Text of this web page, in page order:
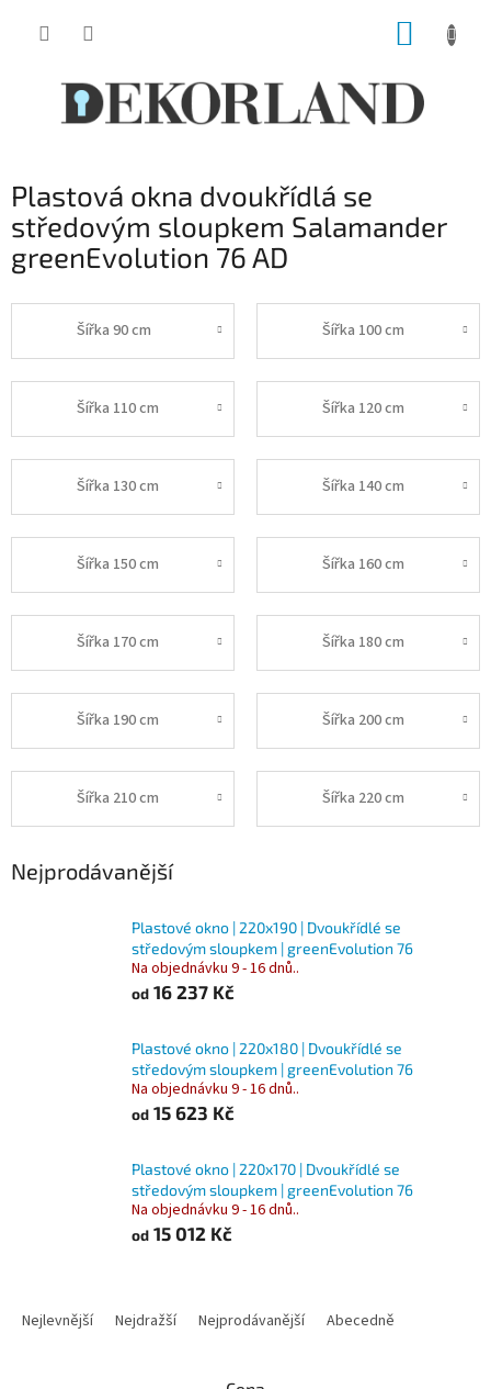
Plastová okna dvoukřídlá se
středovým sloupkem Salamander
greenEvolution 76 AD
Šířka 90 cm Šířka 100 cm
Šířka 110 cm Šířka 120 cm
Šířka 130 cm Šířka 140 cm
Šířka 150 cm Šířka 160 cm
Šířka 170 cm Šířka 180 cm
Šířka 190 cm Šířka 200 cm
Šířka 210 cm Šířka 220 cm
Nejprodávanější
Plastové okno | 220x190 | Dvoukřídlé se
středovým sloupkem | greenEvolution 76
Na objednávku 9 - 16 dnů..
od 16 237 Kč
Plastové okno | 220x180 | Dvoukřídlé se
středovým sloupkem | greenEvolution 76
Na objednávku 9 - 16 dnů..
od 15 623 Kč
Plastové okno | 220x170 | Dvoukřídlé se
středovým sloupkem | greenEvolution 76
Na objednávku 9 - 16 dnů..
od 15 012 Kč
Nejlevnější Nejdražší Nejprodávanější Abecedně